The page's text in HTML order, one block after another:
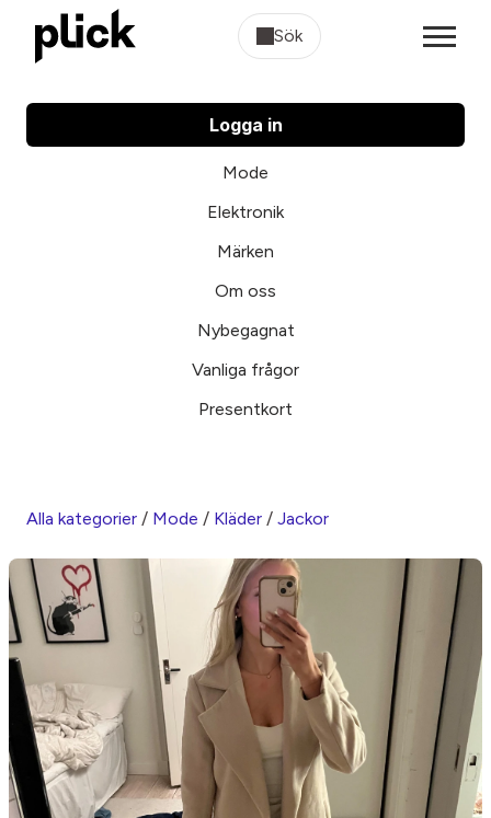
Sök
Logga in
Mode
Elektronik
Märken
Om oss
Nybegagnat
Vanliga frågor
Presentkort
Alla kategorier / Mode / Kläder / Jackor